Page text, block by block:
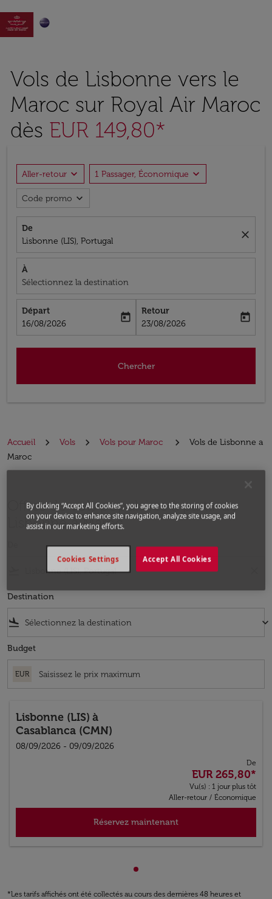

Vols de Lisbonne vers le
Maroc sur Royal Air Maroc
dès EUR 149,80*
Aller-retour expand_more 1 Passager, Économique expand_more
Code promo expand_more
De
Lisbonne (LIS), Portugal
close
À
Sélectionnez la destination
Départ
fc-booking-departure-date-aria-label
16/08/2026
today
Retour
fc-booking-return-date-aria-label
23/08/2026
today
Chercher
Accueil Vols Vols pour Maroc
Vols de Lisbonne a
Maroc
Offres de vols populaires à partir de
Lisbonne à Maroc
Destination
flight_land keyboard_arrow_down
Budget
EUR
Lisbonne (LIS) à
Casablanca (CMN)
08/09/2026 - 09/09/2026
De
EUR 265,80*
Vu(s) : 1 jour plus tôt
Aller-retour / Économique
Réservez maintenant
Affichage de cmp-
*Les tarifs affichés ont été collectés au cours des dernières 48 heures et
By clicking “Accept All Cookies”, you agree to the storing of cookies
on your device to enhance site navigation, analyze site usage, and
assist in our marketing efforts.
Accept All Cookies
Cookies Settings